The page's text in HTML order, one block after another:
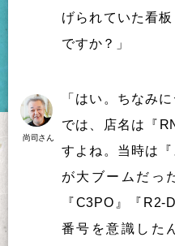
げられて いた看板
ですか ？ 」
尚司さん
「はい。ちなみ
では、店名は『
すよね。当時は『
が大ブームだっ
『C3PO』『R2-
番号を意識した